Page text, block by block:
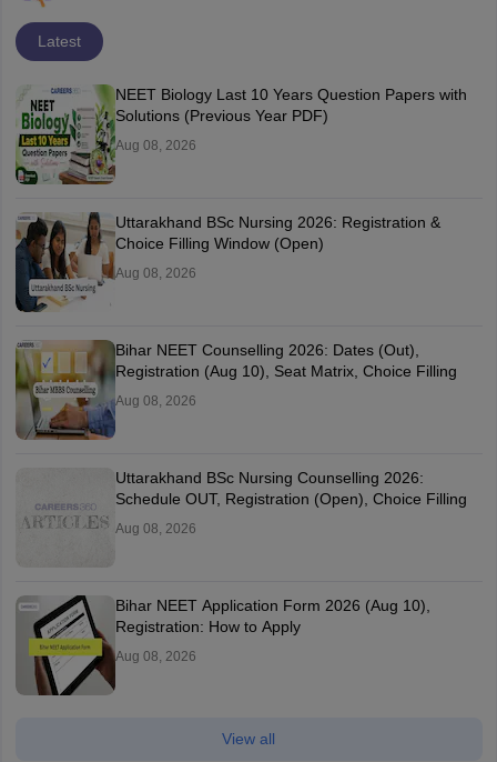
Latest
NEET Biology Last 10 Years Question Papers with
Solutions (Previous Year PDF)
Aug 08, 2026
Uttarakhand BSc Nursing 2026: Registration &
Choice Filling Window (Open)
Aug 08, 2026
Bihar NEET Counselling 2026: Dates (Out),
Registration (Aug 10), Seat Matrix, Choice Filling
Aug 08, 2026
Uttarakhand BSc Nursing Counselling 2026:
Schedule OUT, Registration (Open), Choice Filling
Aug 08, 2026
Bihar NEET Application Form 2026 (Aug 10),
Registration: How to Apply
Aug 08, 2026
View all